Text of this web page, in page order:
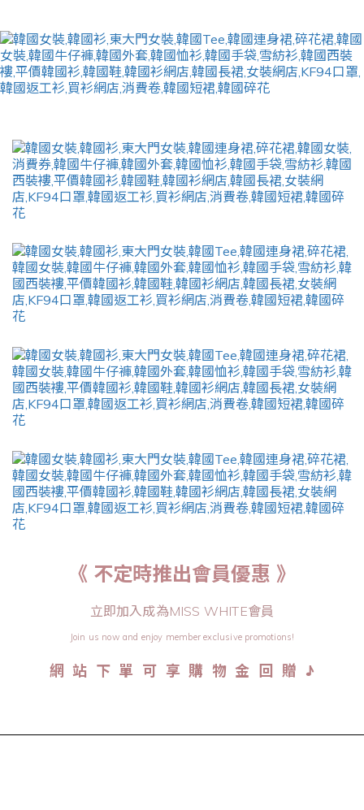
《 不定時推出會員優惠 》
立即加入成為MISS WHITE會員
Join us now and enjoy member exclusive promotions!
網 站 下 單 可 享 購 物 金 回 贈 ♪